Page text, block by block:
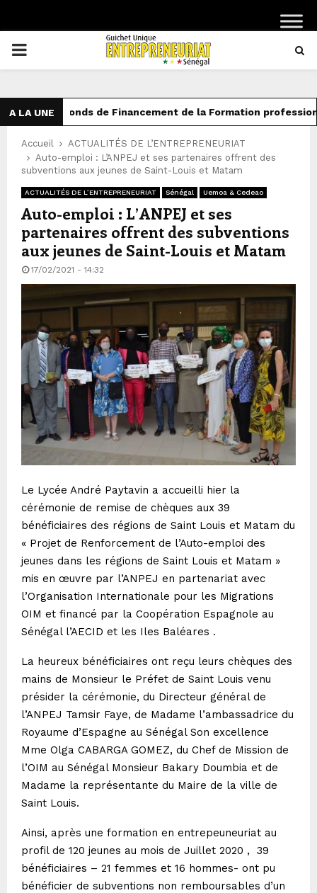
PRIMARY
A LA UNE
Fonds de Financement de la Formation professionnelle
Accueil
ACTUALITÉS DE L’ENTREPRENEURIAT
Auto-emploi : L’ANPEJ et ses partenaires offrent des
subventions aux jeunes de Saint-Louis et Matam
ACTUALITÉS DE L’ENTREPRENEURIAT Sénégal Uemoa & Cedeao
Auto-emploi : L’ANPEJ et ses
partenaires offrent des subventions
aux jeunes de Saint-Louis et Matam
17/02/2021 - 14:32
Le Lycée André Paytavin a accueilli hier la
cérémonie de remise de chèques aux 39
bénéficiaires des régions de Saint Louis et Matam du
« Projet de Renforcement de l’Auto-emploi des
jeunes dans les régions de Saint Louis et Matam »
mis en œuvre par l’ANPEJ en partenariat avec
l’Organisation Internationale pour les Migrations
OIM et financé par la Coopération Espagnole au
Sénégal l’AECID et les Iles Baléares .
La heureux bénéficiaires ont reçu leurs chèques des
mains de Monsieur le Préfet de Saint Louis venu
présider la cérémonie, du Directeur général de
l’ANPEJ Tamsir Faye, de Madame l’ambassadrice du
Royaume d’Espagne au Sénégal Son excellence
Mme Olga CABARGA GOMEZ, du Chef de Mission de
l’OIM au Sénégal Monsieur Bakary Doumbia et de
Madame la représentante du Maire de la ville de
Saint Louis.
Ainsi, après une formation en entrepeuneuriat au
profil de 120 jeunes au mois de Juillet 2020 , 39
bénéficiaires – 21 femmes et 16 hommes- ont pu
bénéficier de subventions non remboursables d’un